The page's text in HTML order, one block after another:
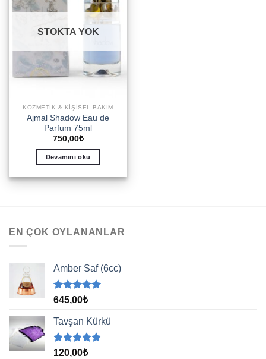
STOKTA YOK
KOZMETIK & KIŞISEL BAKIM
Ajmal Shadow Eau de
Parfum 75ml
750,00₺
Devamını oku
EN ÇOK OYLANANLAR
Amber Saf (6cc)
5 üzerinden
aldı
645,00₺
Tavşan Kürkü
5 üzerinden
120,00₺